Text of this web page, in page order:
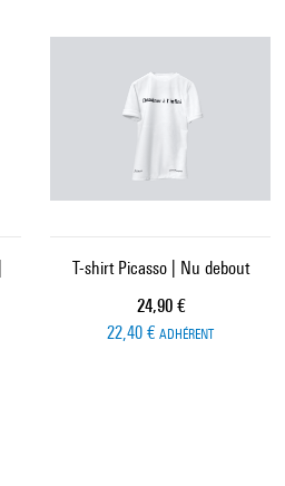
T-shirt Picasso | Nu debout
Prix ​​actuel
24,90 €
22,40 € ADHÉRENT